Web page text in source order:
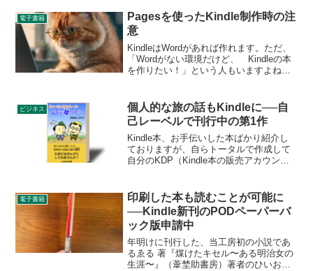
ング）ご自身が事業家であり、講師とし
ても活躍している著者が...
電子書籍
Pagesを使ったKindle制作時の注
意
KindleはWordがあれば作れます。ただ、
「Wordがない環境だけど、 Kindleの本
を作りたい！」という人もいますよね。
のワープロソフト、Pagesを使ったK...
ビジネス
個人的な旅の話もKindleに──自
己レーベルで刊行中の第1作
Kindle本、お手伝いした本ばかり紹介し
ておりますが、自らトータルで作成して
自分のKDP（Kindle本の販売アカウン
あしのすけ『ちょーさんとあっしーの熊
野珍道中』（...
電子書籍
印刷した本も読むことが可能に
──Kindle新刊のPODペーパーバ
ック版申請中
年明けに刊行した、当工房初の小説であ
るゑる 著『煤けたキセル〜ある明治女の
生涯〜』（葦埜助書房）著者のひいおば